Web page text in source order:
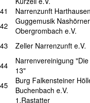
41
Narrenzunft
42
Guggemusik Nashörner
Obergrombach e.V.
43
Zeller Narrenzunft e.V.
44
Narrenvereinigung
13"
45
Burg Falkensteiner
Buchenbach e.V.
1.Rastatter